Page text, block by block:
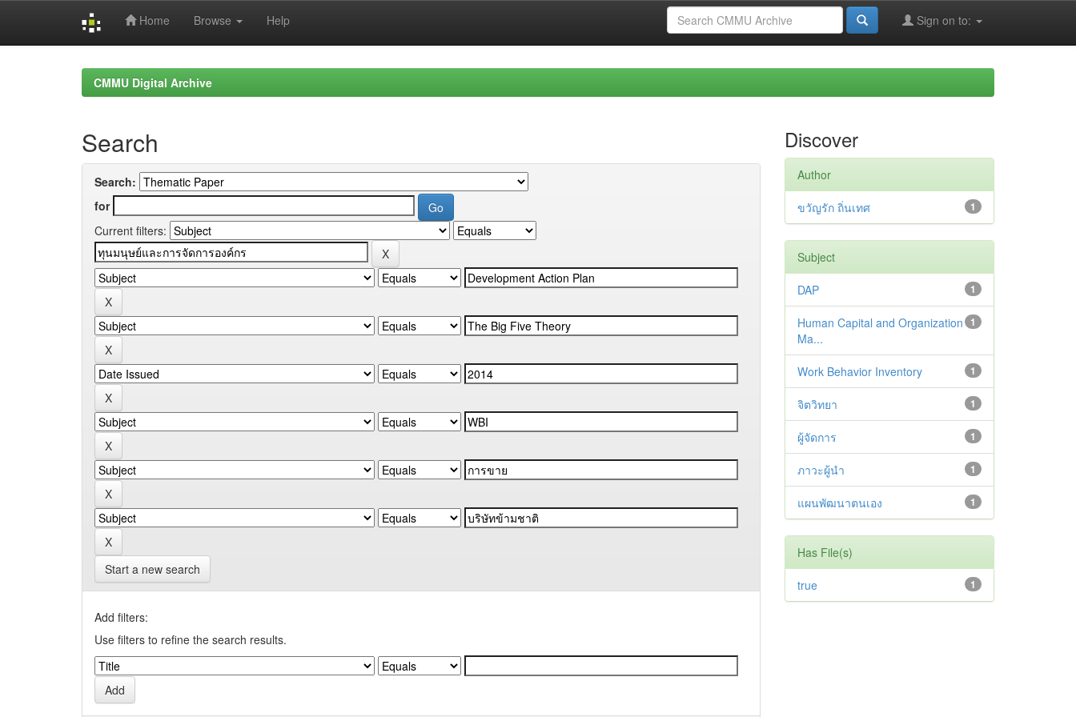
Home Browse Help Sign on to:
CMMU Digital Archive
Search
Search:
for
Current filters:
Start a new search
Add filters:
Use filters to refine the search results.
Discover
Author
1
ขวัญรัก ถิ่นเทศ
Subject
1
DAP
1
Human Capital and Organization
Ma...
1
Work Behavior Inventory
1
จิตวิทยา
1
ผู้จัดการ
1
ภาวะผู้นำ
1
แผนพัฒนาตนเอง
Has File(s)
1
true